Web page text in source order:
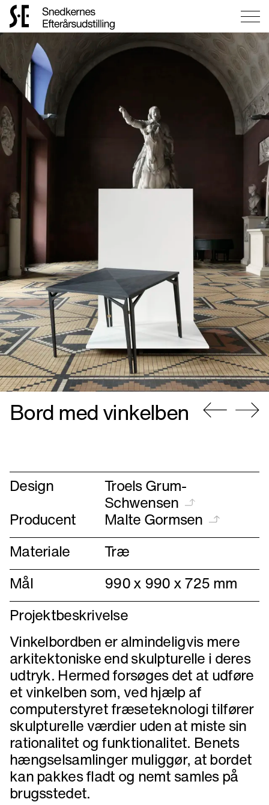
Gå
til
forsiden
Bord med vinkelben
Design Troels Grum-
Schwensen
Producent
Malte Gormsen
Materiale
Træ
Mål
990 x 990 x 725 mm
Projektbeskrivelse
Vinkelbordben er almindeligvis mere
arkitektoniske end skulpturelle i deres
udtryk. Hermed forsøges det at udføre
et vinkelben som, ved hjælp af
computerstyret fræseteknologi tilfører
skulpturelle værdier uden at miste sin
rationalitet og funktionalitet. Benets
hængselsamlinger muliggør, at bordet
kan pakkes fladt og nemt samles på
brugsstedet.